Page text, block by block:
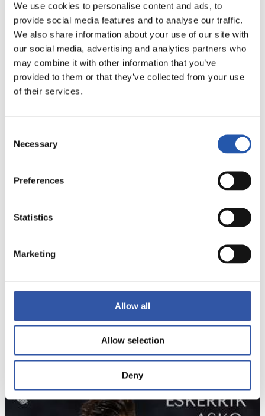
We use cookies to personalise content and ads, to
provide social media features and to analyse our traffic.
We also share information about your use of our site with
our social media, advertising and analytics partners who
may combine it with other information that you’ve
provided to them or that they’ve collected from your use
of their services.
Selection
Necessary
Preferences
Statistics
Marketing
Allow all
Allow selection
Deny
ENTRAÎNEMENT
La Real 2026-2027 est lancée
COMMUNIQUÉS OFFICIELS
Accord pour son transfert au
Columbus Crew Soccer Club